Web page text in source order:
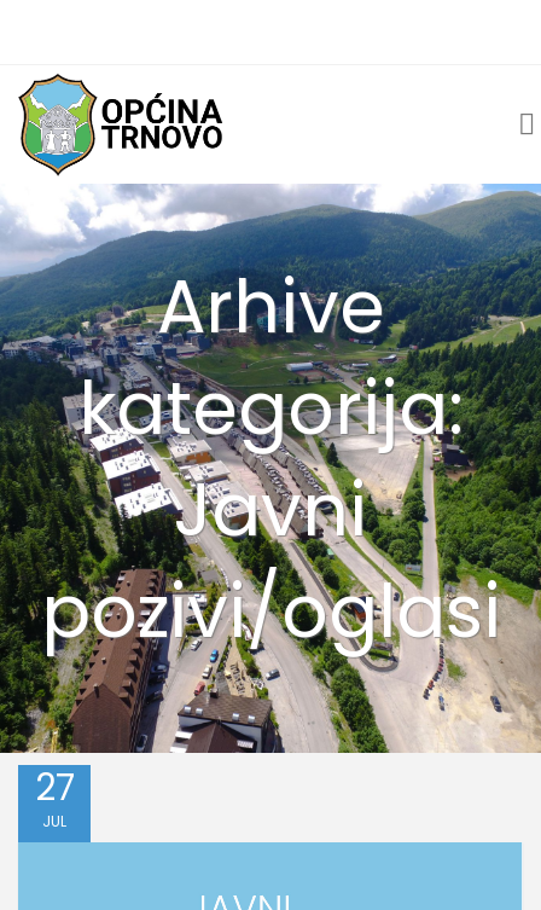
Arhive
kategorija:
Javni
pozivi/oglasi
27
JUL